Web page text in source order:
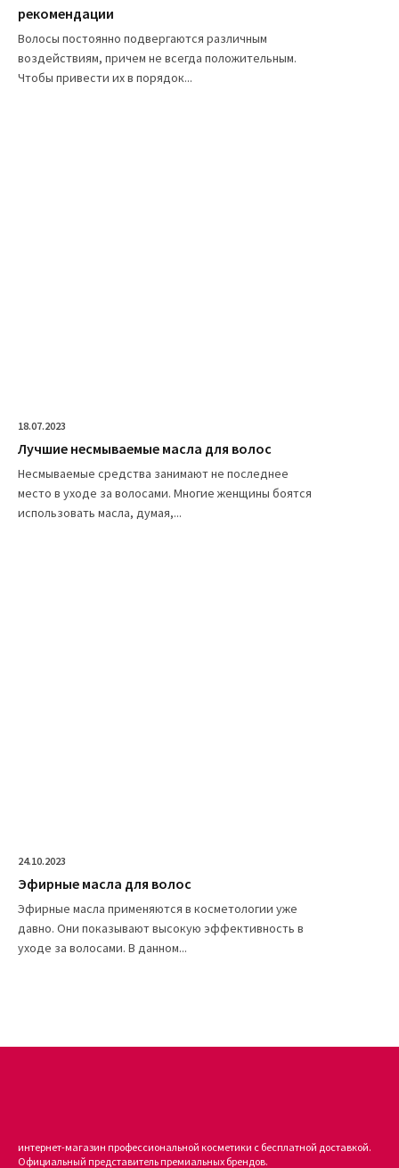
рекомендации
Волосы постоянно подвергаются различным
воздействиям, причем не всегда положительным.
Чтобы привести их в порядок...
18.07.2023
Лучшие несмываемые масла для волос
Несмываемые средства занимают не последнее
место в уходе за волосами. Многие женщины боятся
использовать масла, думая,...
24.10.2023
Эфирные масла для волос
Эфирные масла применяются в косметологии уже
давно. Они показывают высокую эффективность в
уходе за волосами. В данном...
интернет-магазин профессиональной косметики с бесплатной доставкой.
Официальный представитель премиальных брендов.